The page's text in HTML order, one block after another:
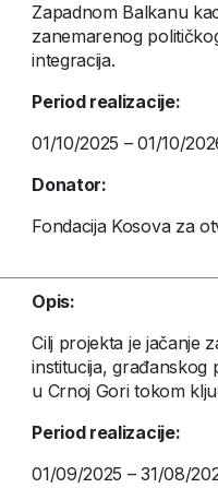
Zapadnom Balkanu
zanemarenog
integracija.
Period realizacije:
01/10/2025 – 01/10/
Donator:
Fondacija Kosova za
Opis:
Cilj projekta je jačanje
institucija, građanskog
u Crnoj Gori tokom
Period realizacije:
01/09/2025 – 31/08/